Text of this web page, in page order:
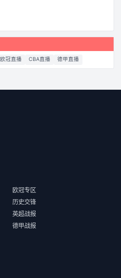
欧冠直播 CBA直播 德甲直播
欧冠专区
历史交锋
英超战报
德甲战报